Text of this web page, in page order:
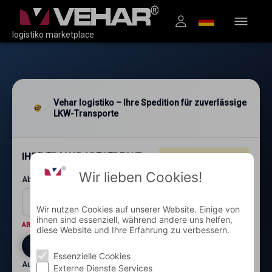
logistiko marketplace
Vehar logistiko – Ihre Spedition für zuverlässige
LKW-Transporte
IHRE TRANSPORTSTRECKE
Abholung: Postleitzahl und Ort*
ABHOLORT Wo wird die Ware abgeholt?
Auslieferung: Postleitzahl und Ort*
Wir lieben Cookies!
Wir nutzen Cookies auf unserer Website. Einige von
ihnen sind essenziell, während andere uns helfen,
diese Website und Ihre Erfahrung zu verbessern.
Essenzielle Cookies
Externe Dienste Services